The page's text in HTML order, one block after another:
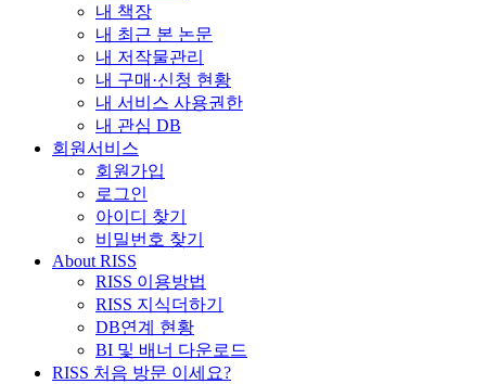
내 책장
내 최근 본 논문
내 저작물관리
내 구매·신청 현황
내 서비스 사용권한
내 관심 DB
회원서비스
회원가입
로그인
아이디 찾기
비밀번호 찾기
About RISS
RISS 이용방법
RISS 지식더하기
DB연계 현황
BI 및 배너 다운로드
RISS 처음 방문 이세요?